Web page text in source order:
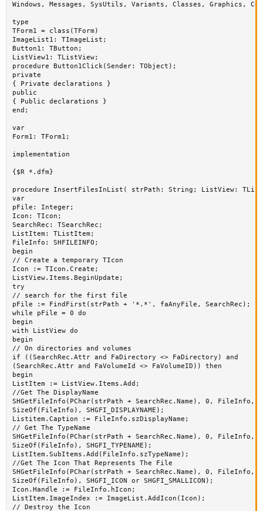
Windows, Messages, SysUtils, Variants, Classes, Graphics,
type
TForm1 = class(TForm)
ImageList1: TImageList;
Button1: TButton;
ListView1: TListView;
procedure Button1Click(Sender: TObject);
private
{ Private declarations }
public
{ Public declarations }
end;
var
Form1: TForm1;
implementation
{$R *.dfm}
procedure InsertFilesInList( strPath: String; ListView:
var
pFile: Integer;
Icon: TIcon;
SearchRec: TSearchRec;
ListItem: TListItem;
FileInfo: SHFILEINFO;
begin
// Create a temporary TIcon
Icon := TIcon.Create;
ListView.Items.BeginUpdate;
try
// search for the first file
pFile := FindFirst(strPath + '*.*', faAnyFile, SearchRec);
while pFile = 0 do
begin
with ListView do
begin
// On directories and volumes
if ((SearchRec.Attr and FaDirectory <> FaDirectory) and
(SearchRec.Attr and FaVolumeId <> FaVolumeID)) then
begin
ListItem := ListView.Items.Add;
//Get The DisplayName
SHGetFileInfo(PChar(strPath + SearchRec.Name), 0, FileInfo,
SizeOf(FileInfo), SHGFI_DISPLAYNAME);
Listitem.Caption := FileInfo.szDisplayName;
// Get The TypeName
SHGetFileInfo(PChar(strPath + SearchRec.Name), 0, FileInfo,
SizeOf(FileInfo), SHGFI_TYPENAME);
ListItem.SubItems.Add(FileInfo.szTypeName);
//Get The Icon That Represents The File
SHGetFileInfo(PChar(strPath + SearchRec.Name), 0, FileInfo,
SizeOf(FileInfo), SHGFI_ICON or SHGFI_SMALLICON);
Icon.Handle := FileInfo.hIcon;
ListItem.ImageIndex := ImageList.AddIcon(Icon);
// Destroy the Icon